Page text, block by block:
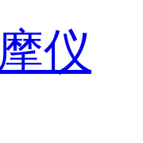
仪